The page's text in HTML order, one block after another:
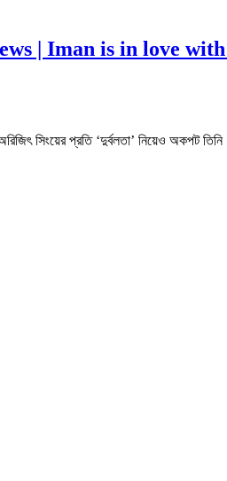
News | Iman is in love
সিংয়ের প্রতি ‘দুর্বলতা’ নিয়েও অকপট